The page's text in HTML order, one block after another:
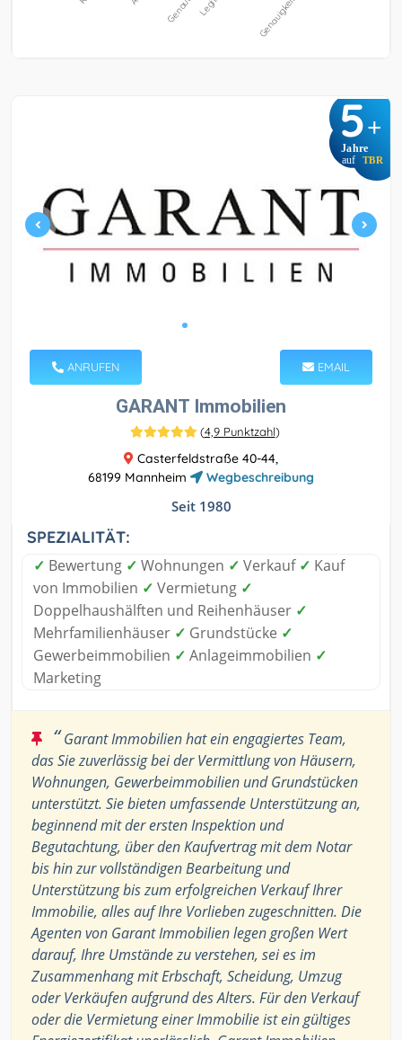
5+
Jahre
auf TBR
ANRUFEN EMAIL
GARANT Immobilien
(4,9 Punktzahl)
Casterfeldstraße 40-44,
68199 Mannheim
Wegbeschreibung
Seit 1980
SPEZIALITÄT:
✓ Bewertung ✓ Wohnungen ✓ Verkauf ✓ Kauf
von Immobilien ✓ Vermietung ✓
Doppelhaushälften und Reihenhäuser ✓
Mehrfamilienhäuser ✓ Grundstücke ✓
Gewerbeimmobilien ✓ Anlageimmobilien ✓
Marketing
“Garant Immobilien hat ein engagiertes Team,
das Sie zuverlässig bei der Vermittlung von Häusern,
Wohnungen, Gewerbeimmobilien und Grundstücken
unterstützt. Sie bieten umfassende Unterstützung an,
beginnend mit der ersten Inspektion und
Begutachtung, über den Kaufvertrag mit dem Notar
bis hin zur vollständigen Bearbeitung und
Unterstützung bis zum erfolgreichen Verkauf Ihrer
Immobilie, alles auf Ihre Vorlieben zugeschnitten. Die
Agenten von Garant Immobilien legen großen Wert
darauf, Ihre Umstände zu verstehen, sei es im
Zusammenhang mit Erbschaft, Scheidung, Umzug
oder Verkäufen aufgrund des Alters. Für den Verkauf
oder die Vermietung einer Immobilie ist ein gültiges